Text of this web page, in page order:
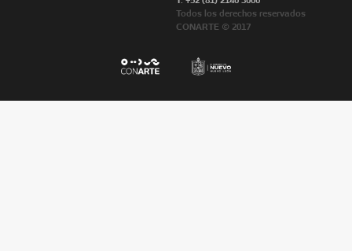
Todos los derechos reservados
CONARTE © 2017